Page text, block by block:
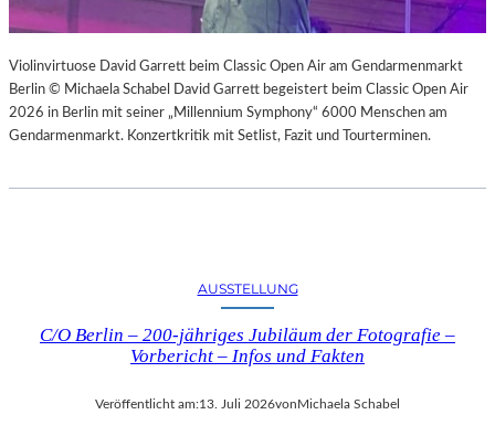
Violinvirtuose David Garrett beim Classic Open Air am Gendarmenmarkt
Berlin © Michaela Schabel David Garrett begeistert beim Classic Open Air
2026 in Berlin mit seiner „Millennium Symphony“ 6000 Menschen am
Gendarmenmarkt. Konzertkritik mit Setlist, Fazit und Tourterminen.
AUSSTELLUNG
C/O Berlin – 200-jähriges Jubiläum der Fotografie –
Vorbericht – Infos und Fakten
Veröffentlicht am:13. Juli 2026von Michaela Schabel